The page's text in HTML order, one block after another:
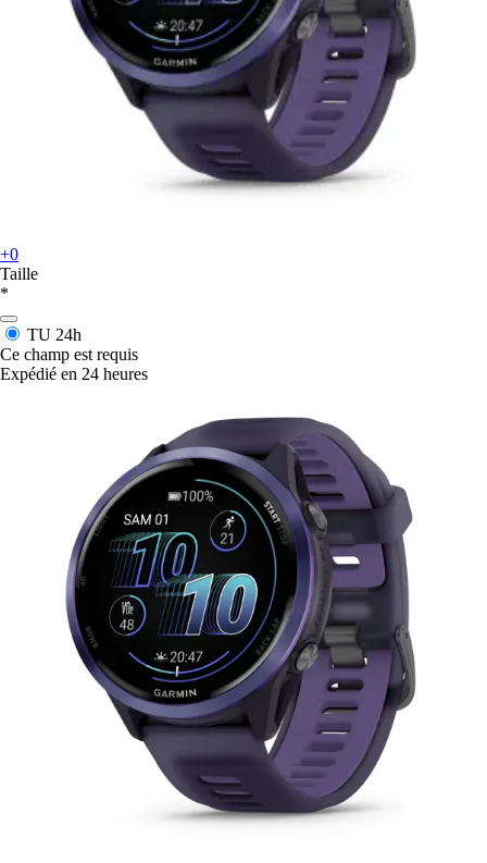
+0
Taille
*
TU 24h
Ce champ est requis
Expédié en 24 heures